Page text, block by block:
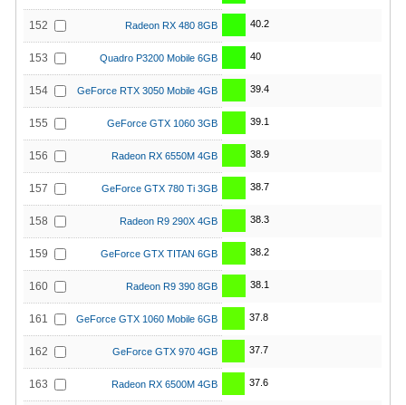
152 Radeon RX 480 8GB 40.2
153 Quadro P3200 Mobile 6GB 40
154 GeForce RTX 3050 Mobile 4GB 39.4
155 GeForce GTX 1060 3GB 39.1
156 Radeon RX 6550M 4GB 38.9
157 GeForce GTX 780 Ti 3GB 38.7
158 Radeon R9 290X 4GB 38.3
159 GeForce GTX TITAN 6GB 38.2
160 Radeon R9 390 8GB 38.1
161 GeForce GTX 1060 Mobile 6GB 37.8
162 GeForce GTX 970 4GB 37.7
163 Radeon RX 6500M 4GB 37.6